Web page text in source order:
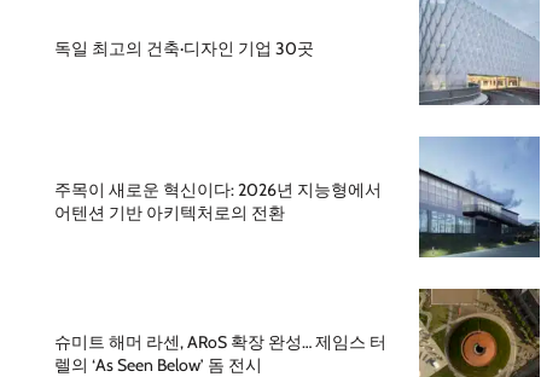
독일 최고의 건축·디자인 기업 30곳
주목이 새로운 혁신이다: 2026년 지능형에서
어텐션 기반 아키텍처로의 전환
슈미트 해머 라센, ARoS 확장 완성… 제임스 터
렐의 ‘As Seen Below’ 돔 전시